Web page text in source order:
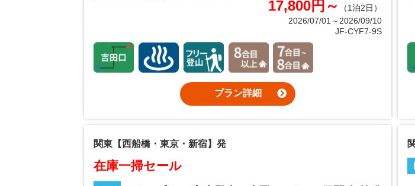
17,800円～
（1泊2日）
2026/07/01～2026/09/10
JF-CYF7-9S
プラン詳細
関東【西船橋・東京・新宿】発
在庫一掃セール